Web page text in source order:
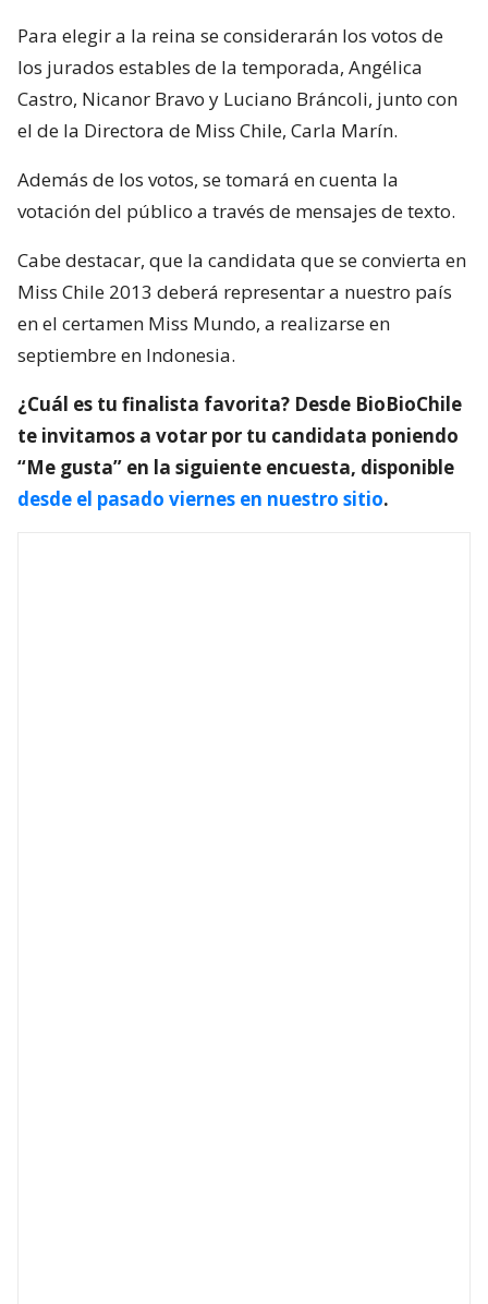
Para elegir a la reina se considerarán los votos de
los jurados estables de la temporada, Angélica
Castro, Nicanor Bravo y Luciano Bráncoli, junto con
el de la Directora de Miss Chile, Carla Marín.
Además de los votos, se tomará en cuenta la
votación del público a través de mensajes de texto.
Cabe destacar, que la candidata que se convierta en
Miss Chile 2013 deberá representar a nuestro país
en el certamen Miss Mundo, a realizarse en
septiembre en Indonesia.
¿Cuál es tu finalista favorita? Desde BioBioChile
te invitamos a votar por tu candidata poniendo
“Me gusta” en la siguiente encuesta, disponible
desde el pasado viernes en nuestro sitio.